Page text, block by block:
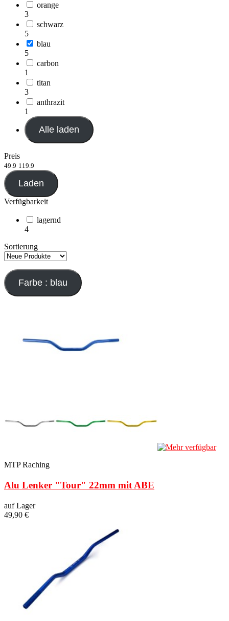
orange
3
schwarz
5
blau
5
carbon
1
titan
3
anthrazit
1
Alle laden
Preis
49.9 119.9
Laden
Verfügbarkeit
lagernd
4
Sortierung
Farbe : blau
MTP Raching
Alu Lenker "Tour" 22mm mit ABE
auf Lager
49,90 €